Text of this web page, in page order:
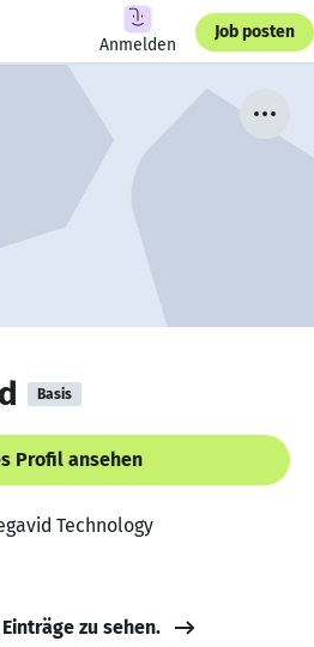
Anmelden
Job posten
Basis
Profil ansehen
Technology
zu sehen.